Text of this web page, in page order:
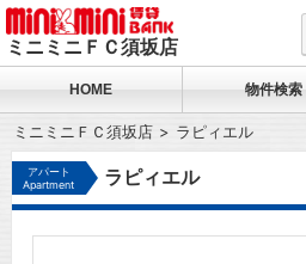
ミニミニＦＣ須坂店
HOME 物件検索
ミニミニＦＣ須坂店 ラピィエル
アパート
Apartment
ラピィエル